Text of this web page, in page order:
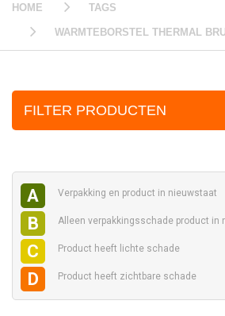
HOME TAGS
WARMTEBORSTEL THERMAL
FILTER PRODUCTEN
A Verpakking en product in nieuwstaat
B Alleen verpakkingsschade product in
C Product heeft lichte schade
D Product heeft zichtbare schade